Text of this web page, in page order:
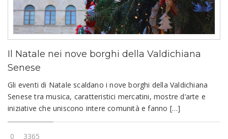
Il Natale nei nove borghi della Valdichiana
Senese
Gli eventi di Natale scaldano i nove borghi della Valdichiana
Senese tra musica, caratteristici mercatini, mostre d’arte e
iniziative che uniscono intere comunità e fanno […]
0 3365